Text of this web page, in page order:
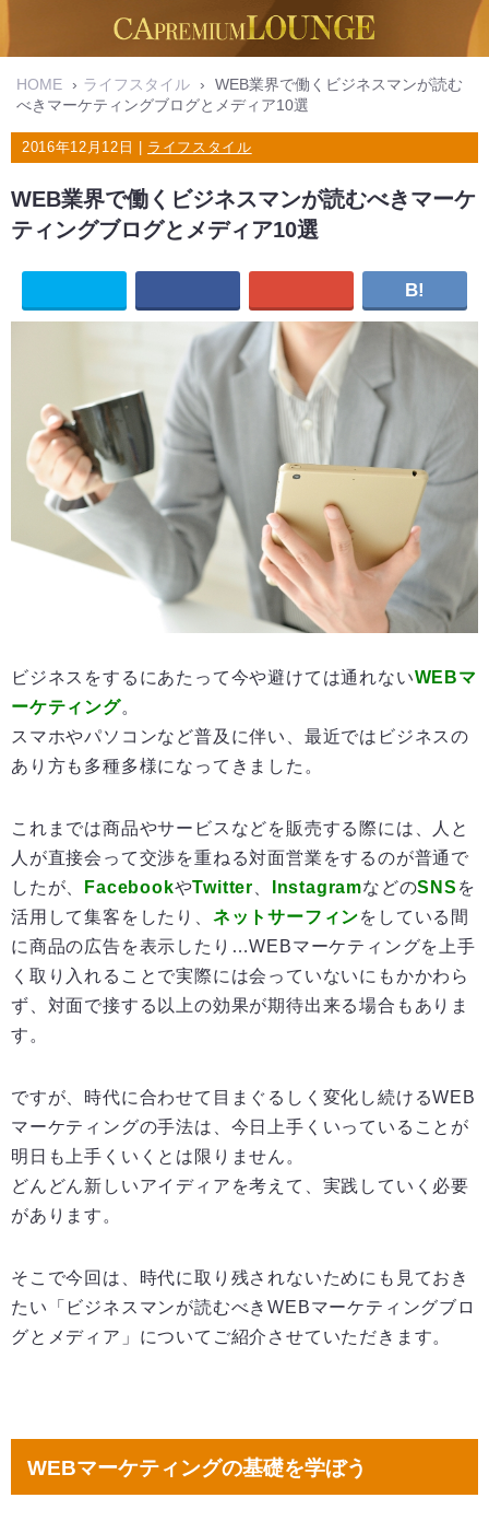
HOME › ライフスタイル ›
WEB業界で働くビジネスマンが読む
べきマーケティングブログとメディア10選
2016年12月12日 | ライフスタイル
WEB業界で働くビジネスマンが読むべきマーケ
ティングブログとメディア10選
B!
ビジネスをするにあたって今や避けては通れないWEBマ
ーケティング。
スマホやパソコンなど普及に伴い、最近ではビジネスの
あり方も多種多様になってきました。
これまでは商品やサービスなどを販売する際には、人と
人が直接会って交渉を重ねる対面営業をするのが普通で
したが、
FacebookやTwitter InstagramなどのSNS を
活用して集客をしたり、 ネットサーフィンをしている間
に商品の広告を表示したり…WEBマーケティングを上手
く取り入れることで実際には会っていないにもかかわら
ず、対面で接する以上の効果が期待出来る場合もありま
す。
ですが、時代に合わせて目まぐるしく変化し続けるWEB
マーケティングの手法は、今日上手くいっていることが
明日も上手くいくとは限りません。
どんどん新しいアイディアを考えて、実践していく必要
があります。
そこで今回は、時代に取り残されないためにも見ておき
たい「ビジネスマンが読むべきWEBマーケティングブロ
グとメディア」についてご紹介させていただきます。
WEBマーケティングの基礎を学ぼう